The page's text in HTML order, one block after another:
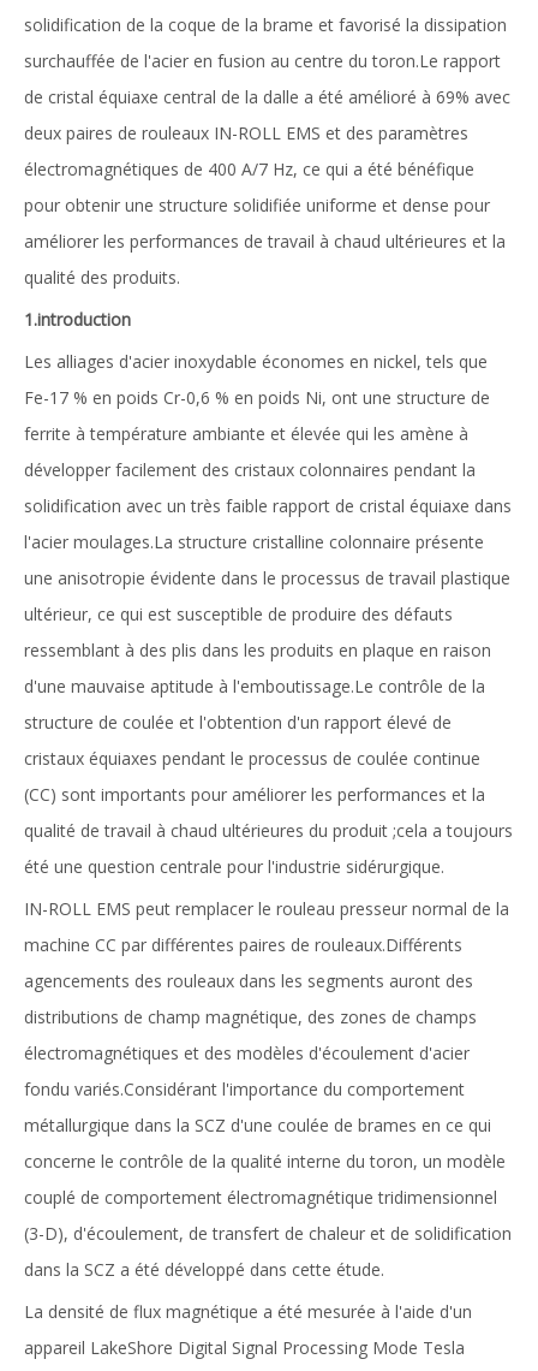
solidification de la coque de la brame et favorisé la dissipation
surchauffée de l'acier en fusion au centre du toron.Le rapport
de cristal équiaxe central de la dalle a été amélioré à 69% avec
deux paires de rouleaux IN-ROLL EMS et des paramètres
électromagnétiques de 400 A/7 Hz, ce qui a été bénéfique
pour obtenir une structure solidifiée uniforme et dense pour
améliorer les performances de travail à chaud ultérieures et la
qualité des produits.
1.introduction
Les alliages d'acier inoxydable économes en nickel, tels que
Fe-17 % en poids Cr-0,6 % en poids Ni, ont une structure de
ferrite à température ambiante et élevée qui les amène à
développer facilement des cristaux colonnaires pendant la
solidification avec un très faible rapport de cristal équiaxe dans
l'acier moulages.La structure cristalline colonnaire présente
une anisotropie évidente dans le processus de travail plastique
ultérieur, ce qui est susceptible de produire des défauts
ressemblant à des plis dans les produits en plaque en raison
d'une mauvaise aptitude à l'emboutissage.Le contrôle de la
structure de coulée et l'obtention d'un rapport élevé de
cristaux équiaxes pendant le processus de coulée continue
(CC) sont importants pour améliorer les performances et la
qualité de travail à chaud ultérieures du produit ;cela a toujours
été une question centrale pour l'industrie sidérurgique.
IN-ROLL EMS peut remplacer le rouleau presseur normal de la
machine CC par différentes paires de rouleaux.Différents
agencements des rouleaux dans les segments auront des
distributions de champ magnétique, des zones de champs
électromagnétiques et des modèles d'écoulement d'acier
fondu variés.Considérant l'importance du comportement
métallurgique dans la SCZ d'une coulée de brames en ce qui
concerne le contrôle de la qualité interne du toron, un modèle
couplé de comportement électromagnétique tridimensionnel
(3-D), d'écoulement, de transfert de chaleur et de solidification
dans la SCZ a été développé dans cette étude.
La densité de flux magnétique a été mesurée à l'aide d'un
appareil LakeShore Digital Signal Processing Mode Tesla